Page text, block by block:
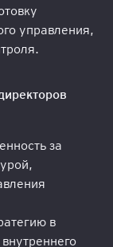
управления,
за
в